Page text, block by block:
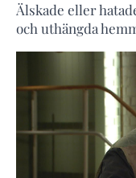
Älskade eller
och uthängda